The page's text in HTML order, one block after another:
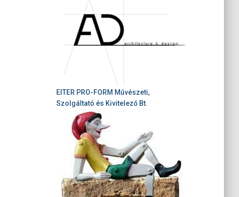
EITER PRO-FORM Művészeti,
Szolgáltató és Kivitelező Bt.